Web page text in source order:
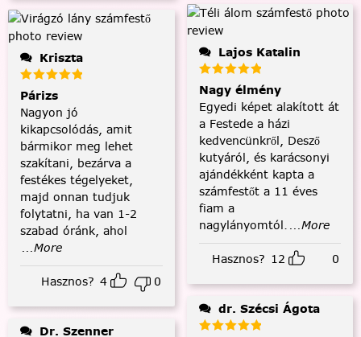
Kriszta
Párizs
Nagyon jó
kikapcsolódás, amit
bármikor meg lehet
szakítani, bezárva a
festékes tégelyeket,
majd onnan tudjuk
folytatni, ha van 1-2
szabad óránk, ahol
...More
Hasznos? 4 0
Lajos Katalin
Nagy élmény
Egyedi képet alakított át
a Festede a házi
kedvencünkről, Desző
kutyáról, és karácsonyi
ajándékként kapta a
számfestőt a 11 éves
fiam a
nagylányomtól. ...More
Hasznos? 12 0
dr. Szécsi Ágota